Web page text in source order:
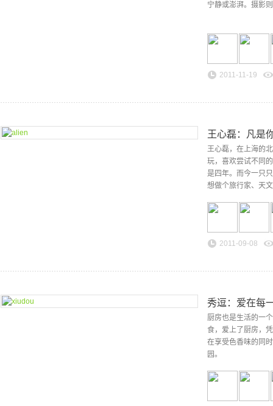
宁静或澎湃。摄影
2011-11-19
王心磊：凡是
王心磊，在上海的
玩，喜欢尝试不同
是四年。而今一只
想做个旅行家、天
2011-09-08
秀逗：爱在每
厨房也是生活的一
食，爱上了厨房，
在享受色香味的同
园。